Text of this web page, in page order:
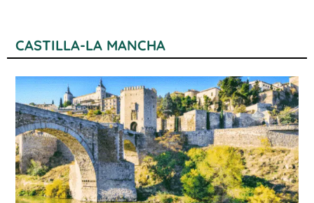
CASTILLA-LA MANCHA